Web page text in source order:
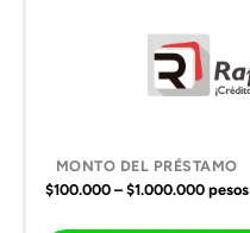
$100.000 – $1.000.000 pesos